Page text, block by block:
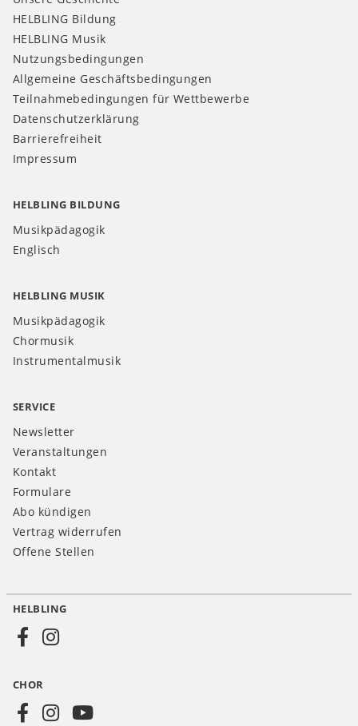
HELBLING Bildung
HELBLING Musik
Nutzungsbedingungen
Allgemeine Geschäftsbedingungen
Teilnahmebedingungen für Wettbewerbe
Datenschutzerklärung
Barrierefreiheit
Impressum
HELBLING BILDUNG
Musikpädagogik
Englisch
HELBLING MUSIK
Musikpädagogik
Chormusik
Instrumentalmusik
SERVICE
Newsletter
Veranstaltungen
Kontakt
Formulare
Abo kündigen
Vertrag widerrufen
Offene Stellen
Social
CH
HELBLING
CHOR